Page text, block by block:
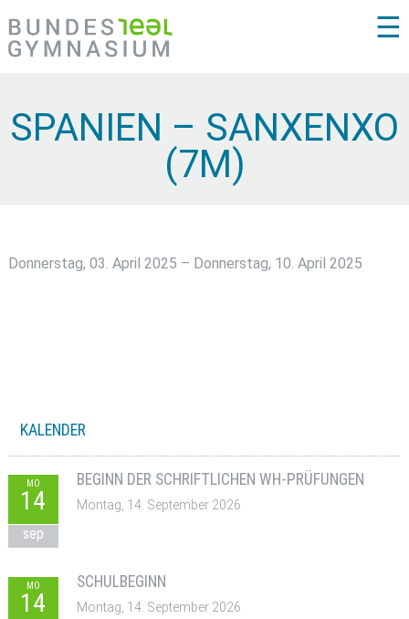
☰
SPANIEN – SANXENXO
(7M)
Donnerstag, 03. April 2025 – Donnerstag, 10. April 2025
KALENDER
MO
14
sep
BEGINN DER SCHRIFTLICHEN WH-PRÜFUNGEN
Montag, 14. September 2026
MO
14
SCHULBEGINN
Montag, 14. September 2026